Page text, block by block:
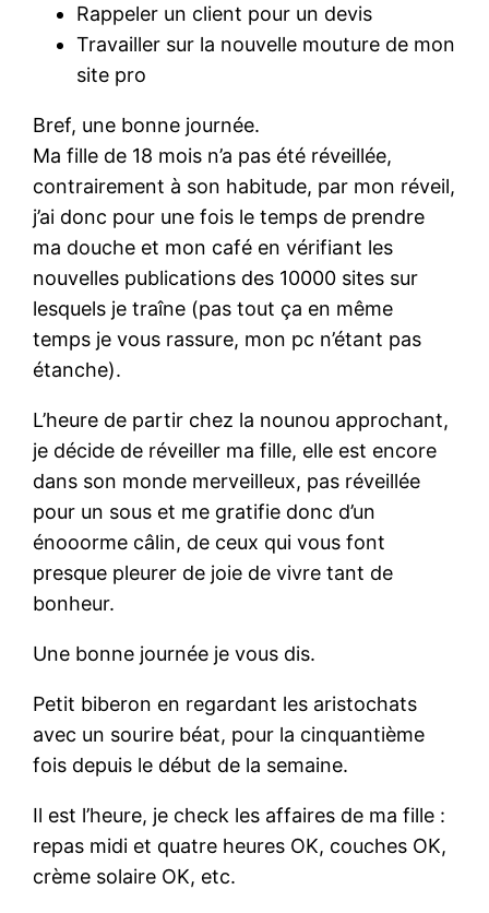
Rappeler un client pour un devis
Travailler sur la nouvelle mouture de mon
site pro
Bref, une bonne journée.
Ma fille de 18 mois n’a pas été réveillée,
contrairement à son habitude, par mon réveil,
j’ai donc pour une fois le temps de prendre
ma douche et mon café en vérifiant les
nouvelles publications des 10000 sites sur
lesquels je traîne (pas tout ça en même
temps je vous rassure, mon pc n’étant pas
étanche).
L’heure de partir chez la nounou approchant,
je décide de réveiller ma fille, elle est encore
dans son monde merveilleux, pas réveillée
pour un sous et me gratifie donc d’un
énooorme câlin, de ceux qui vous font
presque pleurer de joie de vivre tant de
bonheur.
Une bonne journée je vous dis.
Petit biberon en regardant les aristochats
avec un sourire béat, pour la cinquantième
fois depuis le début de la semaine.
Il est l’heure, je check les affaires de ma fille :
repas midi et quatre heures OK, couches OK,
crème solaire OK, etc.